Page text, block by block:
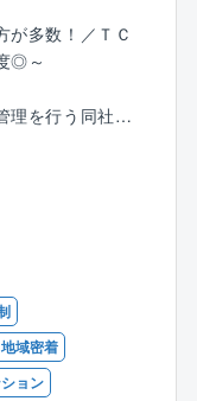
知識・スキルを
が多数！／ＴＣ
◎～
理を行う同社に
いただきま
り快適なマン
あるお仕事で
・提案してい
ト頂きます。
ト全般
域密着
ョン